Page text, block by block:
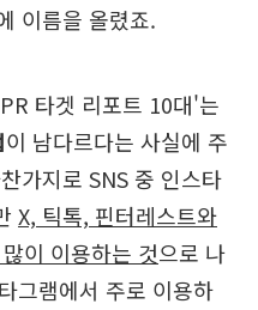
이름을 올렸죠.
타겟 리포트 10대'는
이 남다르다는 사실에 주
가지로 SNS 중 인스타
X, 틱톡, 핀터레스트와
이 이용하는 것으로 나
그램에서 주로 이용하